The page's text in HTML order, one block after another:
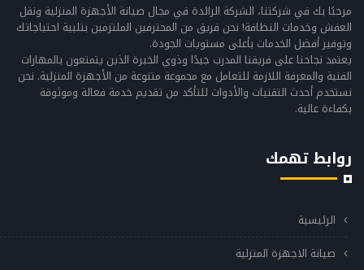
مرحبًا بك في شركتنا، الشركة الرائدة في مجال صيانة الأجهزة المنزلية ونقل
العفش وخدمات النظافة! نحن فريق من المحترفين الملتزمين بتلبية احتياجاتك
وتوفير أفضل الخدمات بأعلى مستويات الجودة.
يعتمد نجاحنا على فريقنا المدرب جيدًا وذوي الخبرة الذين يتمتعون بالمهارات
الفنية والمعرفة اللازمة للتعامل مع مجموعة متنوعة من الأجهزة المنزلية. نحن
نستخدم أحدث التقنيات والأدوات للتأكد من تقديم خدمة فعالة وموثوقة
بكفاءة عالية.
روابط تهمك
الرئيسية
صيانة الاجهزة المنزلية